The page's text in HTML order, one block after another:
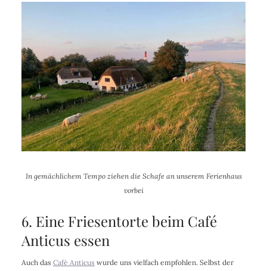
In gemächlichem Tempo ziehen die Schafe an unserem Ferienhaus
vorbei
6. Eine Friesentorte beim Café
Anticus essen
Auch das Café Anticus wurde uns vielfach empfohlen. Selbst der